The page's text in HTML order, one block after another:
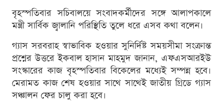
বৃহস্পতিবার সচিবালয়ে সংবাদকর্মীদের সঙ্গে আলাপকালে
মন্ত্রী সার্বিক জ্বালানি পরিস্থিতি তুলে ধরে এসব কথা বলেন।
গ্যাস সরবরাহ স্বাভাবিক হওয়ার সুনির্দিষ্ট সময়সীমা সংক্রান্ত
প্রশ্নের উত্তরে ইকবাল হাসান মাহমুদ জানান, এফএসআরইউ
সংস্কারের কাজ বৃহস্পতিবার বিকেলের মধ্যেই সম্পন্ন হবে।
মেরামত কাজ শেষ হওয়ার সাথে সাথেই জাতীয় গ্রিডে গ্যাস
সঞ্চালন ফের চালু করা হবে।